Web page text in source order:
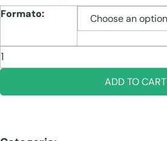
Formato:
EcoSpirulina
quantity
ADD TO CART